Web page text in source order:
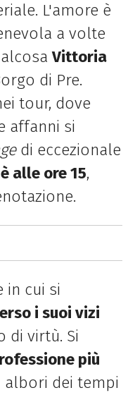
L'amore è
a volte
Vittoria
di Pre.
tour, dove
affanni si
di eccezionale
alle ore 15,
in cui si
i suoi vizi
di virtù. Si
più
albori dei tempi